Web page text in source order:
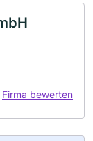
Firma bewerten